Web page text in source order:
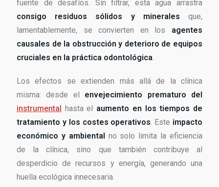
fuente de desafíos. Sin filtrar, esta agua arrastra
consigo residuos sólidos y minerales que,
lamentablemente, se convierten en los agentes
causales de la obstrucción y deterioro de equipos
cruciales en la práctica odontológica.
Los efectos se extienden más allá de la clínica
misma: desde el envejecimiento prematuro del
instrumental
hasta el aumento en los tiempos de
tratamiento y los costes operativos. Este impacto
económico y ambiental no solo limita la eficiencia
de la clínica, sino que también contribuye al
desperdicio de recursos y energía, generando una
huella ecológica innecesaria.